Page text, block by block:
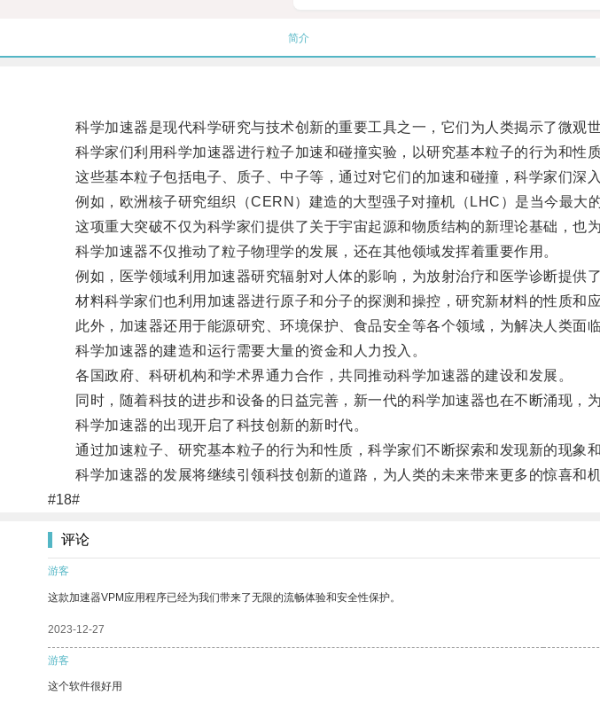
简介
科学加速器是现代科学研究与技术创新的重要工具之一，它们为人类揭示了微观
科学家们利用科学加速器进行粒子加速和碰撞实验，以研究基本粒子的行为和性质
这些基本粒子包括电子、质子、中子等，通过对它们的加速和碰撞，科学家们深
例如，欧洲核子研究组织（CERN）建造的大型强子对撞机（LHC）是当今最大
这项重大突破不仅为科学家们提供了关于宇宙起源和物质结构的新理论基础，也为
科学加速器不仅推动了粒子物理学的发展，还在其他领域发挥着重要作用。
例如，医学领域利用加速器研究辐射对人体的影响，为放射治疗和医学诊断提供了
材料科学家们也利用加速器进行原子和分子的探测和操控，研究新材料的性质和应
此外，加速器还用于能源研究、环境保护、食品安全等各个领域，为解决人类面临
科学加速器的建造和运行需要大量的资金和人力投入。
各国政府、科研机构和学术界通力合作，共同推动科学加速器的建设和发展。
同时，随着科技的进步和设备的日益完善，新一代的科学加速器也在不断涌现，为
科学加速器的出现开启了科技创新的新时代。
通过加速粒子、研究基本粒子的行为和性质，科学家们不断探索和发现新的现象
科学加速器的发展将继续引领科技创新的道路，为人类的未来带来更多的惊喜和机
#18#
评论
游客
这款加速器VPM应用程序已经为我们带来了无限的流畅体验和安全性保护。
2023-12-27
游客
这个软件很好用